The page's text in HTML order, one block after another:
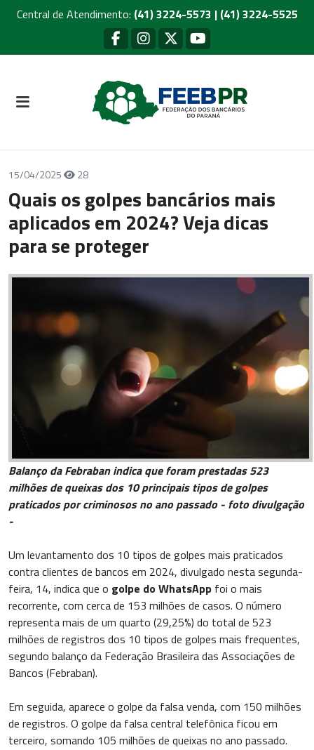
Central de Atendimento: (41) 3224-5573 | (41) 3224-5525
15/04/2025 28
Quais os golpes bancários mais
aplicados em 2024? Veja dicas
para se proteger
Balanço da Febraban indica que foram prestadas 523
milhões de queixas dos 10 principais tipos de golpes
praticados por criminosos no ano passado - foto divulgação
-
Um levantamento dos 10 tipos de golpes mais praticados
contra clientes de bancos em 2024, divulgado nesta segunda-
feira, 14, indica que o golpe do WhatsApp foi o mais
recorrente, com cerca de 153 milhões de casos. O número
representa mais de um quarto (29,25%) do total de 523
milhões de registros dos 10 tipos de golpes mais frequentes,
segundo balanço da Federação Brasileira das Associações de
Bancos (Febraban).
Em seguida, aparece o golpe da falsa venda, com 150 milhões
de registros. O golpe da falsa central telefônica ficou em
terceiro, somando 105 milhões de queixas no ano passado.